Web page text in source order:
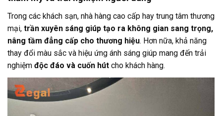
Trong các khách sạn, nhà hàng cao cấp hay trung tâm thương
mại, trần xuyên sáng giúp tạo ra không gian sang trọng,
nâng tầm đẳng cấp cho thương hiệu. Hơn nữa, khả năng
thay đổi màu sắc và hiệu ứng ánh sáng giúp mang đến trải
nghiệm độc đáo và cuốn hút cho khách hàng.